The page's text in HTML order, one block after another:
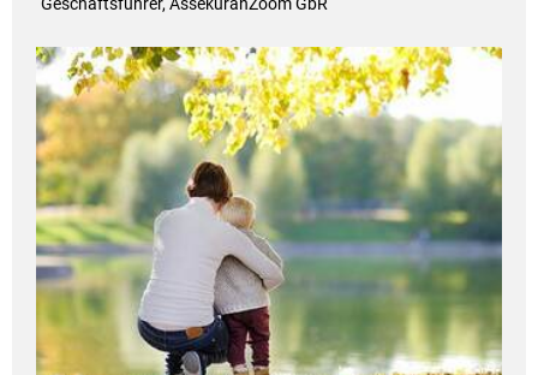
Geschäftsführer, AssekuranZoom GbR